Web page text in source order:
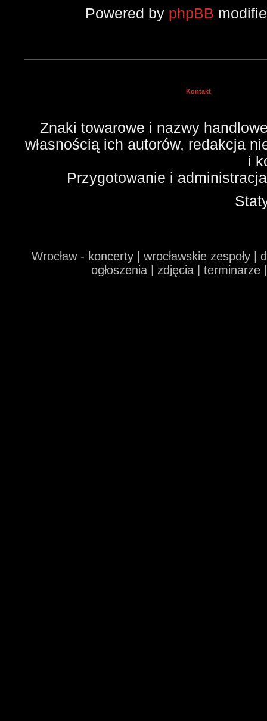
Powered by phpBB
Kontakt
Znaki towarowe i nazwy
własnością ich autorów, redakcja
i
Przygotowanie i
Wrocław - koncerty | wrocławskie zespoły
ogłoszenia | zdjęcia |